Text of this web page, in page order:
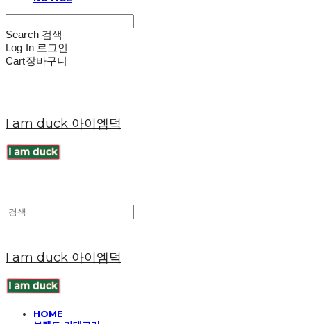
Search 검색
Log In 로그인
Cart장바구니
I am duck 아이엠덕
I am duck 아이엠덕
HOME